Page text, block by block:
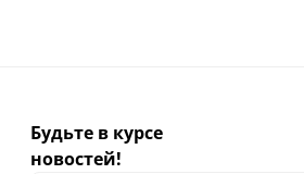
Будьте в курсе
новостей!